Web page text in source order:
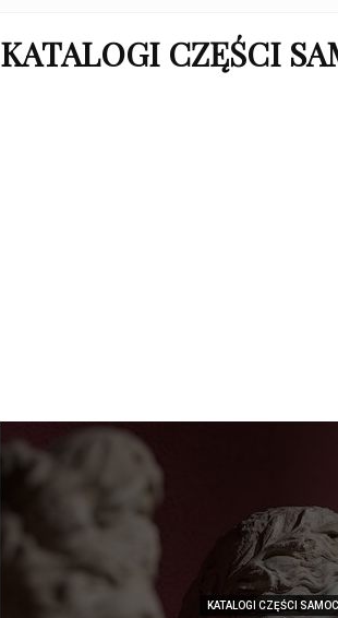
KATALOGI CZĘŚCI
KATALOGI CZĘŚCI